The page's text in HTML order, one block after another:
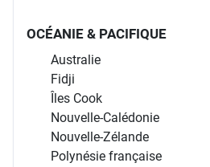
OCÉANIE & PACIFIQUE
Australie
Fidji
Îles Cook
Nouvelle-Calédonie
Nouvelle-Zélande
Polynésie française